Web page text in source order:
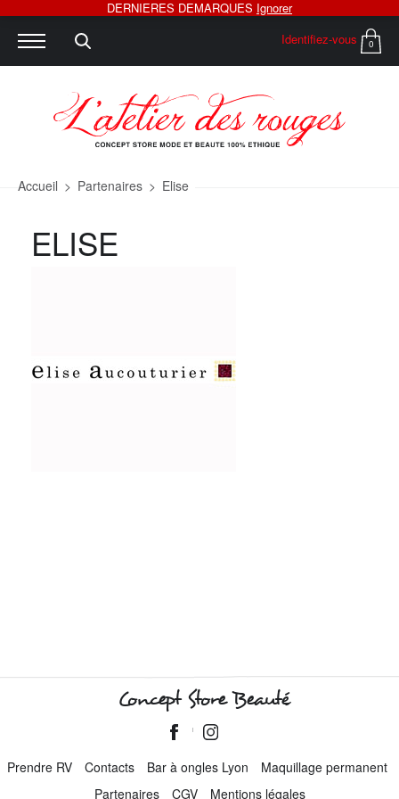
Identifiez-vous 0
Accueil > Partenaires > Elise
ELISE
Concept Store Beauté
Prendre RV Contacts Bar à ongles Lyon
Maquillage permanent
Partenaires
CGV Mentions légales
DERNIERES DEMARQUES Ignorer